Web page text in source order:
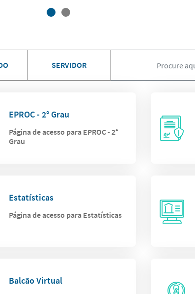
SERVIDOR
EPROC - 2° Grau
Página de acesso para EPROC - 2°
Grau
Estatísticas
Página de acesso para Estatísticas
Balcão Virtual